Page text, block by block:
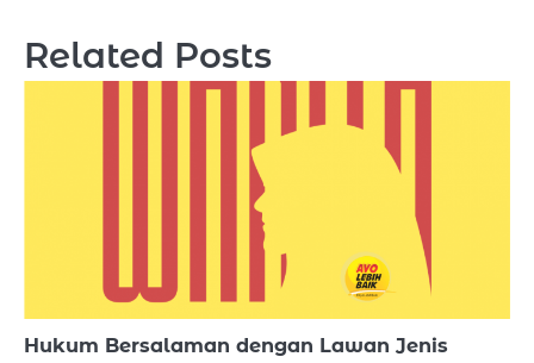
Related Posts
Hukum Bersalaman dengan Lawan Jenis